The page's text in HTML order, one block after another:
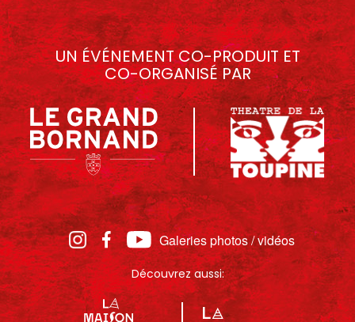
UN ÉVÉNEMENT CO-PRODUIT ET
CO-ORGANISÉ PAR
Galeries photos / vidéos
Découvrez aussi: